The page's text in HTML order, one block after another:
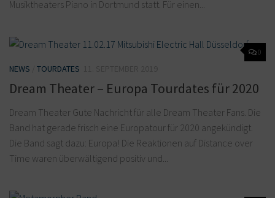
Musiktheaters Piano in Dortmund statt. Für einen...
0
NEWS TOURDATES
Dream Theater – Europa Tourdates für 2020
Dream Theater Gute Nachricht für alle Dream Theater Fans. Die
Band hat gerade frisch eine Europatour für 2020 angekündigt.
Die Band sagt dazu: Europa! Die Reaktionen auf Distance over
Time waren überwältigend positiv und...